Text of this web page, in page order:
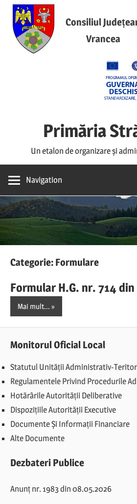
Skip
content
Consiliul
Vrancea
Primăria
Un etalon de organizare și
Navigation
Categorie: Formulare
Formular H.G. nr. 714 din
Mai mult...
Monitorul Oficial Local
Statutul Unității Administrativ-
Regulamentele Privind Procedurile
Hotărârile Autorității Deliberative
Dispozițiile Autorității Executive
Documente Și Informații Financiare
Alte Documente
Dezbateri Publice
Anunț nr. 1983 din 08.05.2026